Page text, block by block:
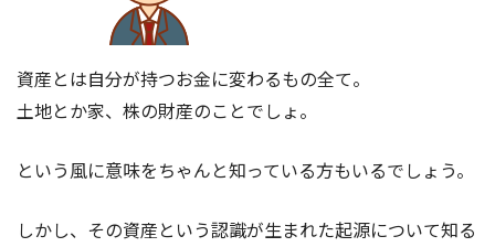
資産とは自分が持つお金に変わるもの全て。
土地とか家、株の財産のことでしょ。
という風に意味をちゃんと知っている方もいるでしょう。
しかし、その資産という認識が生まれた起源について知る